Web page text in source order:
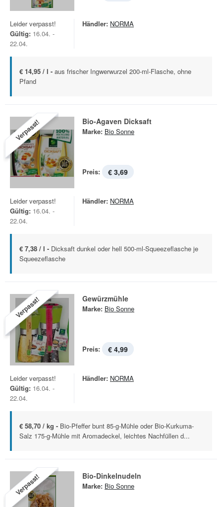
Leider verpasst!
Gültig: 16.04. -
22.04.
Händler: NORMA
€ 14,95 / l - aus frischer Ingwerwurzel 200-ml-Flasche, ohne
Pfand
Verpasst! Bio-Agaven Dicksaft
Marke: Bio Sonne
Preis: € 3,69
Leider verpasst!
Gültig: 16.04. -
22.04.
Händler: NORMA
€ 7,38 / l - Dicksaft dunkel oder hell 500-ml-Squeezeflasche je
Squeezeflasche
Verpasst! Gewürzmühle
Marke: Bio Sonne
Preis: € 4,99
Leider verpasst!
Gültig: 16.04. -
22.04.
Händler: NORMA
€ 58,70 / kg - Bio-Pfeffer bunt 85-g-Mühle oder Bio-Kurkuma-
Salz 175-g-Mühle mit Aromadeckel, leichtes Nachfüllen d...
Verpasst! Bio-Dinkelnudeln
Marke: Bio Sonne